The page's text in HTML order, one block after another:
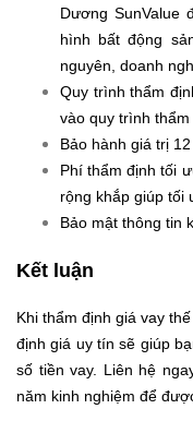
Dương SunValue
hình bất động
nguyên, doanh
Quy trình thẩm
vào quy trình
Bảo hành giá trị
Phí thẩm định tối
rộng khắp giúp tối
Bảo mật thông tin
Kết luận
Khi thẩm định giá vay
định giá uy tín sẽ giúp
số tiền vay. Liên hệ
năm kinh nghiệm để